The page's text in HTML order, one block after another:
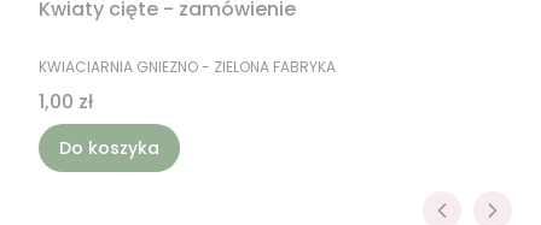
Kwiaty cięte - zamówienie
PRODUCENT
KWIACIARNIA GNIEZNO - ZIELONA FABRYKA
Cena
1,00 zł
Do koszyka